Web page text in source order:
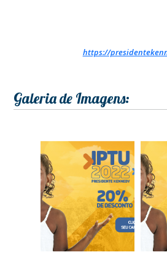
https://
Galeria de Imagens: